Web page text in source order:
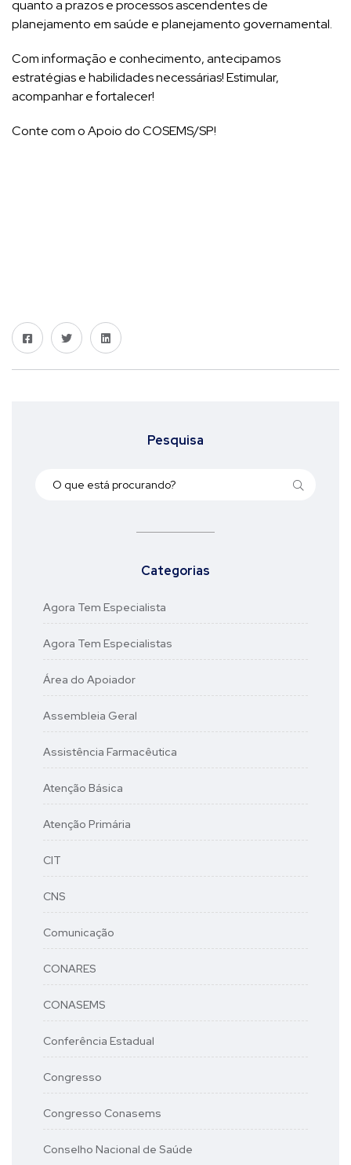
quanto a prazos e processos ascendentes de
planejamento em saúde e planejamento governamental.
Com informação e conhecimento, antecipamos
estratégias e habilidades necessárias! Estimular,
acompanhar e fortalecer!
Conte com o Apoio do COSEMS/SP!
Pesquisa
Categorias
Agora Tem Especialista
Agora Tem Especialistas
Área do Apoiador
Assembleia Geral
Assistência Farmacêutica
Atenção Básica
Atenção Primária
CIT
CNS
Comunicação
CONARES
CONASEMS
Conferência Estadual
Congresso
Congresso Conasems
Conselho Nacional de Saúde